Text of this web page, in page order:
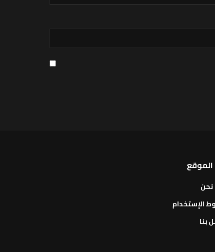
الإستخدام
بنا